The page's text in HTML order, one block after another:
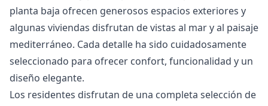
planta baja ofrecen generosos espacios exteriores y
algunas viviendas disfrutan de vistas al mar y al paisaje
mediterráneo. Cada detalle ha sido cuidadosamente
seleccionado para ofrecer confort, funcionalidad y un
diseño elegante.
Los residentes disfrutan de una completa selección de